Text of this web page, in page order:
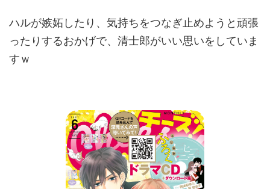
ハルが嫉妬したり、気持ちをつなぎ止めようと頑張
ったりするおかげで、清士郎がいい思いをしていま
すｗ